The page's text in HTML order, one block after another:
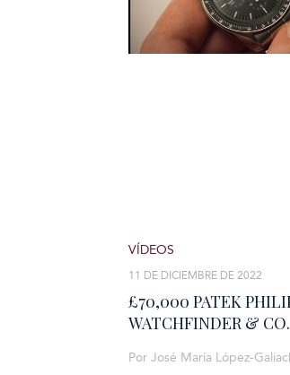
£70,000 PATEK
WATCHFINDER & CO.
11 DE DICIEMBRE DE 2022
VÍDEOS
Por José María López-